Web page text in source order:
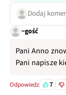
Dodaj
~gość
Pani Anno
Pani napisze
Odpowiedz 7